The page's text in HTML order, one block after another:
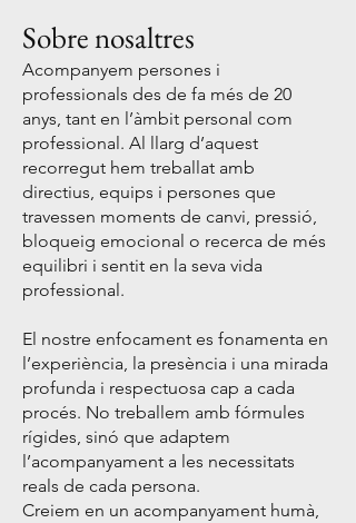
Sobre nosaltres
Acompanyem persones i
professionals des de fa més de 20
anys, tant en l’àmbit personal com
professional. Al llarg d’aquest
recorregut hem treballat amb
directius, equips i persones que
travessen moments de canvi, pressió,
bloqueig emocional o recerca de més
equilibri i sentit en la seva vida
professional.
El nostre enfocament es fonamenta en
l’experiència, la presència i una mirada
profunda i respectuosa cap a cada
procés. No treballem amb fórmules
rígides, sinó que adaptem
l’acompanyament a les necessitats
reals de cada persona.
Creiem en un acompanyament humà,